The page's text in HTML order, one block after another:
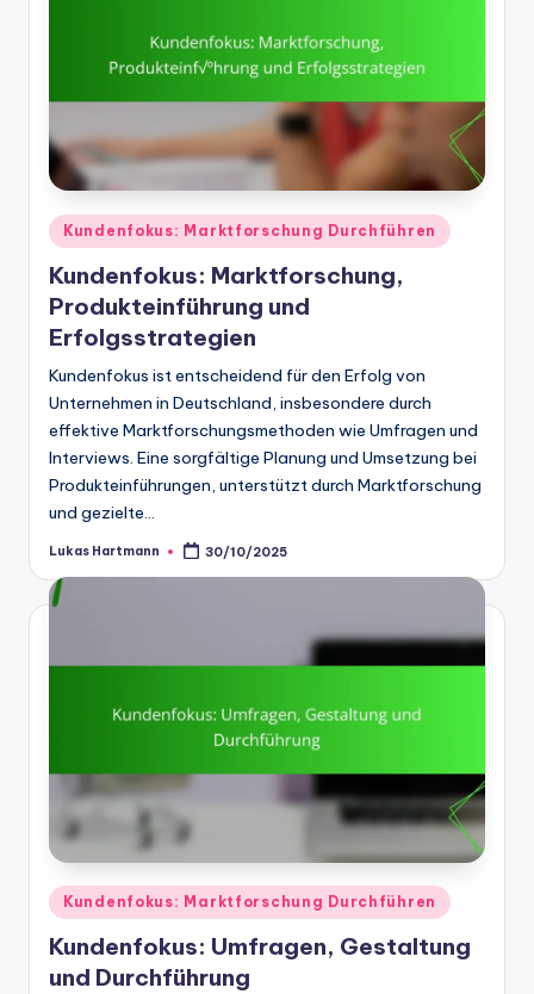
Posted
in
Kundenfokus: Marktforschung Durchführen
Kundenfokus: Marktforschung,
Produkteinführung und
Erfolgsstrategien
Kundenfokus ist entscheidend für den Erfolg von
Unternehmen in Deutschland, insbesondere durch
effektive Marktforschungsmethoden wie Umfragen und
Interviews. Eine sorgfältige Planung und Umsetzung bei
Produkteinführungen, unterstützt durch Marktforschung
und gezielte…
Posted
Lukas Hartmann 30/10/2025
Posted
in
Kundenfokus: Marktforschung Durchführen
Kundenfokus: Umfragen, Gestaltung
und Durchführung